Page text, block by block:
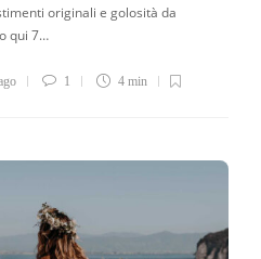
originali e golosità da
qui 7…
1 4 min